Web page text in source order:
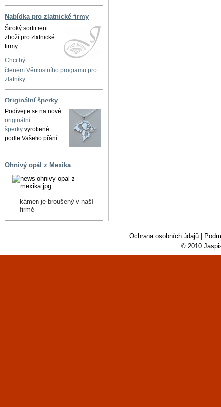
Nabídka pro zlatnické firmy
Široký sortiment
zboží pro zlatnické
firmy
Chci být
členem Věrnostního programu pro
zlatníky.
Originální šperky
Podívejte se na nové
originální
šperky vyrobené
podle Vašeho přání
Ohnivý opál z Mexika
kámen je broušený v naší
firmě
Ochrana osobních údajů
© 2010